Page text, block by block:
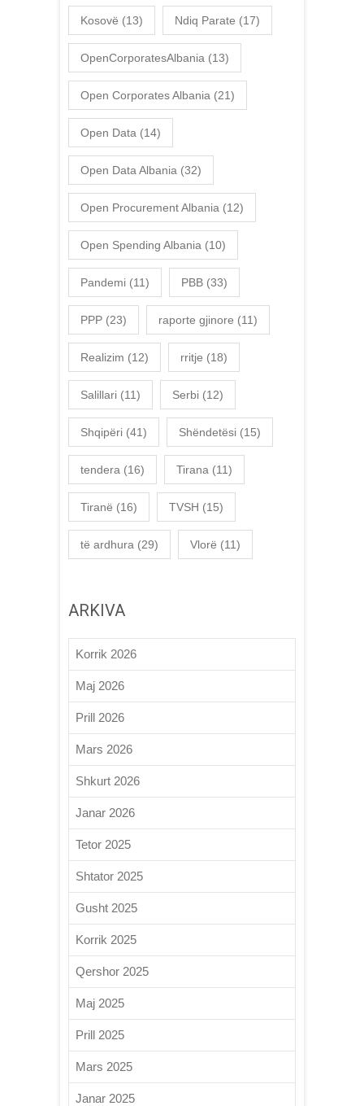
Kosovë (13) Ndiq Parate (17)
OpenCorporatesAlbania (13)
Open Corporates Albania (21)
Open Data (14)
Open Data Albania (32)
Open Procurement Albania (12)
Open Spending Albania (10)
Pandemi (11) PBB (33)
PPP (23) raporte gjinore (11)
Realizim (12) rritje (18)
Salillari (11) Serbi (12)
Shqipëri (41) Shëndetësi (15)
tendera (16) Tirana (11)
Tiranë (16) TVSH (15)
të ardhura (29) Vlorë (11)
ARKIVA
Korrik 2026
Maj 2026
Prill 2026
Mars 2026
Shkurt 2026
Janar 2026
Tetor 2025
Shtator 2025
Gusht 2025
Korrik 2025
Qershor 2025
Maj 2025
Prill 2025
Mars 2025
Janar 2025